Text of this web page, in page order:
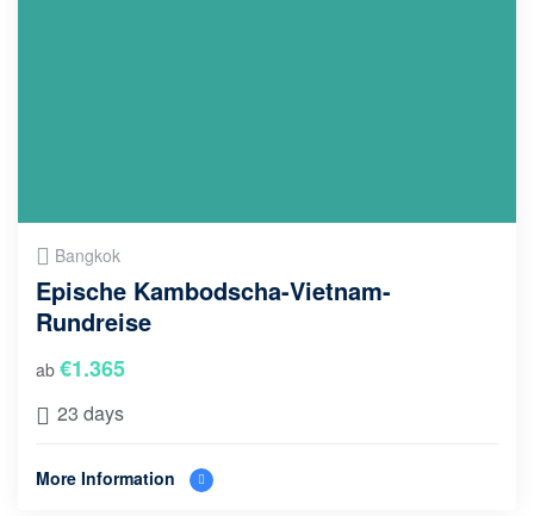
Bangkok
Epische Kambodscha-Vietnam-
Rundreise
ab €1.365
23 days
More Information